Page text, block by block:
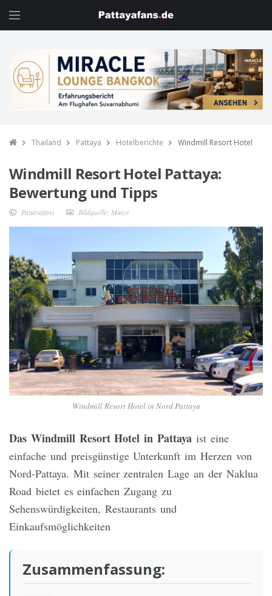
Thailand Pattaya Hotelberichte Windmill Resort Hotel
Windmill Resort Hotel Pattaya:
Bewertung und Tipps
Pattayafans Bildquelle: Matze
Windmill Resort Hotel in Nord Pattaya
Das Windmill Resort Hotel in Pattaya ist eine
einfache und preisgünstige Unterkunft im Herzen von
Nord-Pattaya. Mit seiner zentralen Lage an der Naklua
Road bietet es einfachen Zugang zu
Sehenswürdigkeiten, Restaurants und
Einkaufsmöglichkeiten
Zusammenfassung: